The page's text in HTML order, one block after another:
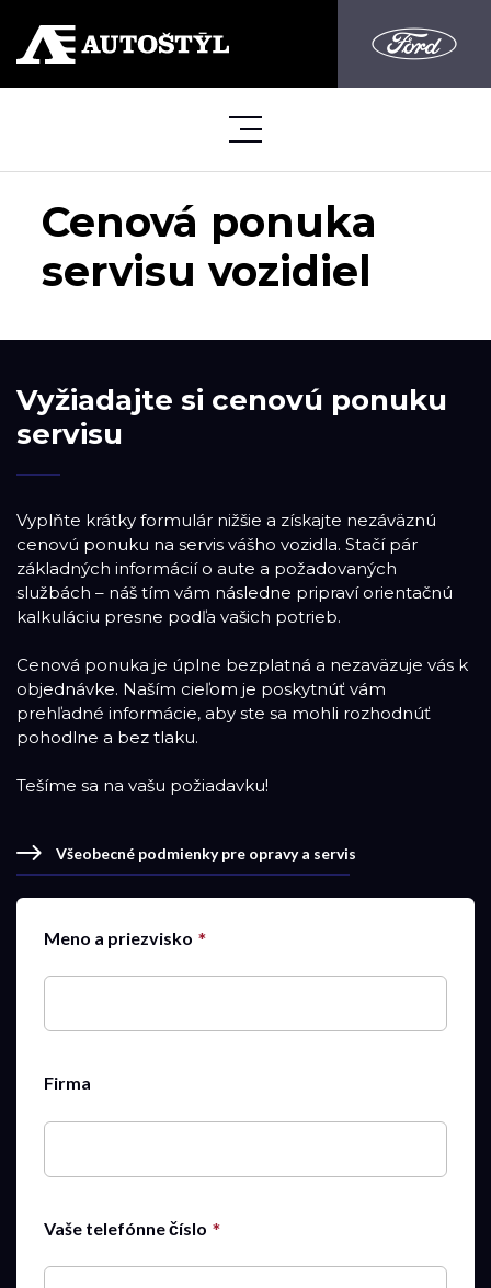
Cenová ponuka
servisu vozidiel
Vyžiadajte si cenovú ponuku
servisu
Vyplňte krátky formulár nižšie a získajte nezáväznú
cenovú ponuku na servis vášho vozidla. Stačí pár
základných informácií o aute a požadovaných
službách – náš tím vám následne pripraví orientačnú
kalkuláciu presne podľa vašich potrieb.
Cenová ponuka je úplne bezplatná a nezaväzuje vás k
objednávke. Naším cieľom je poskytnúť vám
prehľadné informácie, aby ste sa mohli rozhodnúť
pohodlne a bez tlaku.
Tešíme sa na vašu požiadavku!
Všeobecné podmienky pre opravy a servis
Meno a priezvisko
Firma
Vaše telefónne číslo